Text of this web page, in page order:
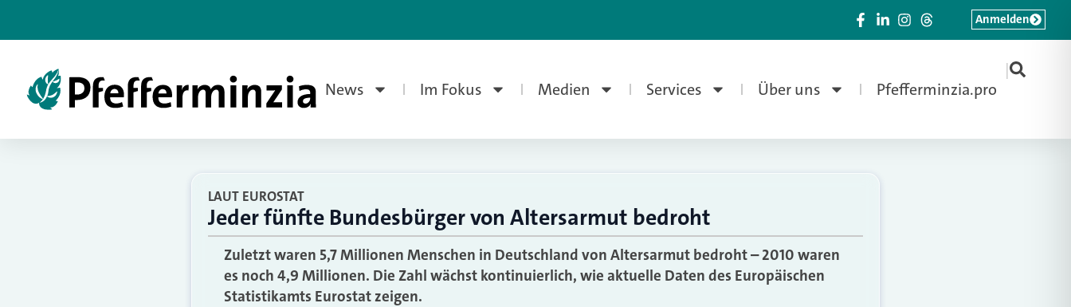
News Im Fokus Medien Services Über uns Pfefferminzia.pro
|
Anmelden
LAUT EUROSTAT
Jeder fünfte Bundesbürger von Altersarmut bedroht
Zuletzt waren 5,7 Millionen Menschen in Deutschland von Altersarmut bedroht – 2010 waren
es noch 4,9 Millionen. Die Zahl wächst kontinuierlich, wie aktuelle Daten des Europäischen
Statistikamts Eurostat zeigen.